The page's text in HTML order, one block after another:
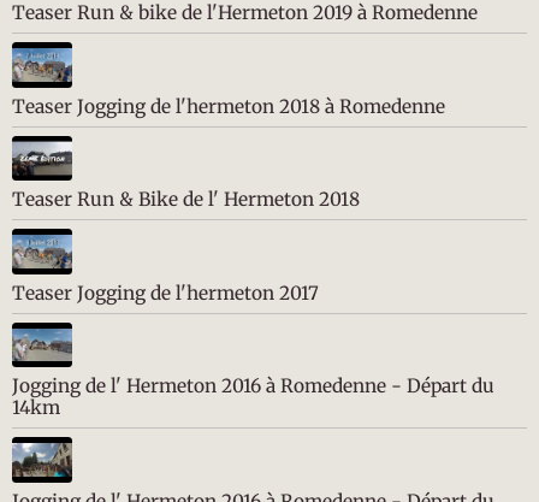
Teaser Run & bike de l'Hermeton 2019 à Romedenne
Teaser Jogging de l'hermeton 2018 à Romedenne
Teaser Run & Bike de l' Hermeton 2018
Teaser Jogging de l'hermeton 2017
Jogging de l' Hermeton 2016 à Romedenne - Départ du
14km